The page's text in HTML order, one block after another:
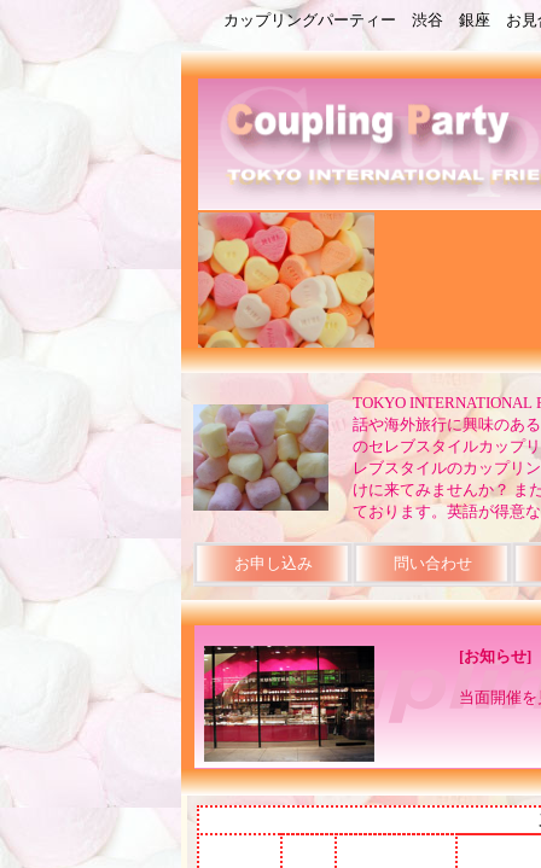
カップリングパーティー 渋谷 銀座 お見
TOKYO INTERNATIONAL
話や海外旅行に興味のあ
のセレブスタイルカップ
レブスタイルのカップリ
けに来てみませんか？ ま
ております。英語が得意
お申し込み 問い合わせ